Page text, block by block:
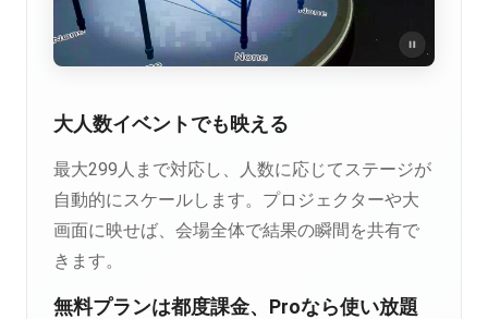
大人数イベントでも映える
最大299人まで対応し、人数に応じてステージが
自動的にスケールします。プロジェクターや大
画面に映せば、会場全体で結果の瞬間を共有で
きます。
無料プランは都度課金、Proなら使い放題